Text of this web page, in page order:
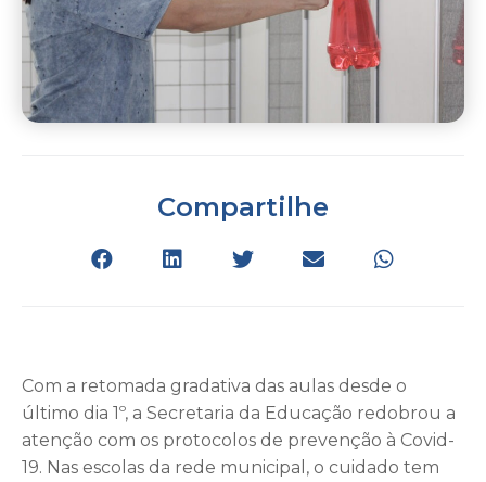
Compartilhe
Com a retomada gradativa das aulas desde o
último dia 1º, a Secretaria da Educação redobrou a
atenção com os protocolos de prevenção à Covid-
19. Nas escolas da rede municipal, o cuidado tem